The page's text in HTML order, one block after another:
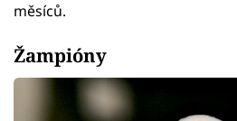
měsíců.
Žampióny